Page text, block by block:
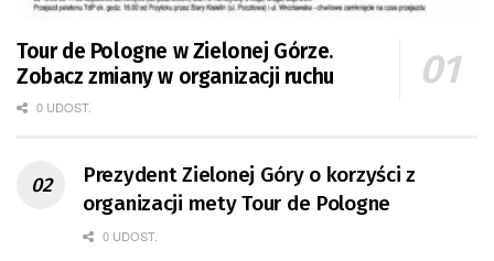
Tour de Pologne w Zielonej Górze.
Zobacz zmiany w organizacji ruchu
0 UDOST.
Prezydent Zielonej Góry o korzyści z
organizacji mety Tour de Pologne
0 UDOST.